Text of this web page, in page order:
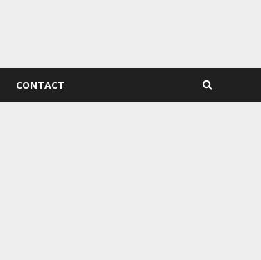
CONTACT